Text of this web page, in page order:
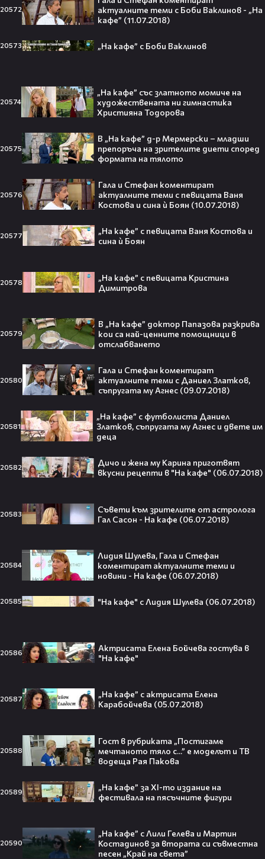
20572
актуалните теми с Боби Ваклинов - „На
кафе” (11.07.2018)
20573 „На кафе” с Боби Ваклинов
20574
„На кафе” със златното момиче на
художествената ни гимнастика
Християна Тодорова
20575
В „На кафе” д-р Мермерски – младши
препоръча на зрителите диети според
формата на тялото
20576
Гала и Стефан коментират
актуалните теми с певицата Ваня
Костова и сина ѝ Боян (10.07.2018)
20577
„На кафе” с певицата Ваня Костова и
сина ѝ Боян
20578
„На кафе” с певицата Кристина
Димитрова
20579
В „На кафе” доктор Папазова разкрива
кои са най-ценните помощници в
отслабването
20580
Гала и Стефан коментират
актуалните теми с Даниел Златков,
съпругата му Агнес (09.07.2018)
20581
„На кафе” с футболиста Даниел
Златков, съпругата му Агнес и двете им
деца
20582
Дичо и жена му Карина приготвят
вкусни рецепти в "На кафе" (06.07.2018)
20583
Съвети към зрителите от астролога
Гал Сасон - На кафе (06.07.2018)
20584
Лидия Шулева, Гала и Стефан
коментират актуалните теми и
новини - На кафе (06.07.2018)
20585 "На кафе" с Лидия Шулева (06.07.2018)
20586
Актрисата Елена Бойчева гостува в
"На кафе"
20587
„На кафе” с актрисата Елена
Карабойчева (05.07.2018)
20588
Гост в рубриката „Постигаме
мечтаното тяло с...” е моделът и ТВ
водеща Рая Пакова
20589
„На кафе” за XI-то издание на
фестивала на пясъчните фигури
20590
„На кафе” с Лили Гелева и Мартин
Костадинов за втората си съвместна
песен „Край на света”
"Трудна мишена 2" на16 август, неделя
от 22.00 ч. по DIEMA
Романтични филми от 18.00 ч. в
милион долара с тотален гейминг
трол😯💥
официално е собственост на
Саудитска Арабия💰
никога няма да се случи.😯💥
След тежка контузия: Дейв
„Спайдър-мен: Нов ден“ буквално
След Брадли Купър, Ирина Шейк
отново е влюбена? Новият мъж
слухове🧐
Пи Диди излиза по-рано от
затвора? Новата дата вече е
Сватбата, която чакаше целият
свят! Кристиано Роналдо се жени!
💍🍾
Решението ѝ шокира всички!😯💥